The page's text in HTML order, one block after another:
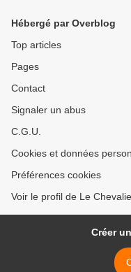
Hébergé par Overblog
Top articles
Pages
Contact
Signaler un abus
C.G.U.
Cookies et données
Préférences cookies
Voir le profil de Le
Créer